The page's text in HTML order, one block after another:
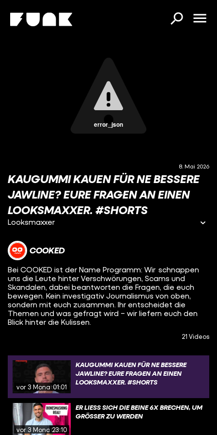
error_json
8. Mai 2026
KAUGUMMI KAUEN FÜR NE BESSERE
JAWLINE? EURE FRAGEN AN EINEN
LOOKSMAXXER. #SHORTS
Looksmaxxer
COOKED
Bei COOKED ist der Name Programm: Wir schnappen
uns die Leute hinter Verschwörungen, Scams und
Skandalen, dabei beantworten die Fragen, die euch
bewegen. Kein investigativ Journalismus von oben,
sondern mit euch zusammen. Ihr entscheidet die
Themen und was gefragt wird – wir liefern euch den
Blick hinter die Kulissen.
21 Videos
vor 3 Monaten01:01
KAUGUMMI KAUEN FÜR NE BESSERE
JAWLINE? EURE FRAGEN AN EINEN
LOOKSMAXXER. #SHORTS
vor 3 Monaten
23:10
ER LIESS SICH DIE BEINE 6X BRECHEN, UM G
RÖSSER ZU WERDEN